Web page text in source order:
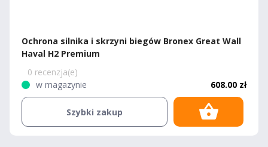
Ochrona silnika i skrzyni biegów Bronex Great Wall
Haval H2 Premium
0 recenzja(e)
w magazynie
608.00 zł
Szybki zakup